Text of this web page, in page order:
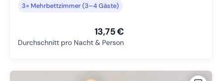
3× Mehrbettzimmer (3–4 Gäste)
13,75 €
Durchschnitt pro Nacht & Person